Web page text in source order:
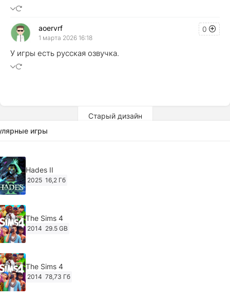
0
aoervrf
1 марта 2026 16:18
У игры есть русская озвучка.
Старый дизайн
игры
Hades II
2025 16,2 Гб
The Sims 4
2014 29.5 GB
The Sims 4
2014 78,73 Гб